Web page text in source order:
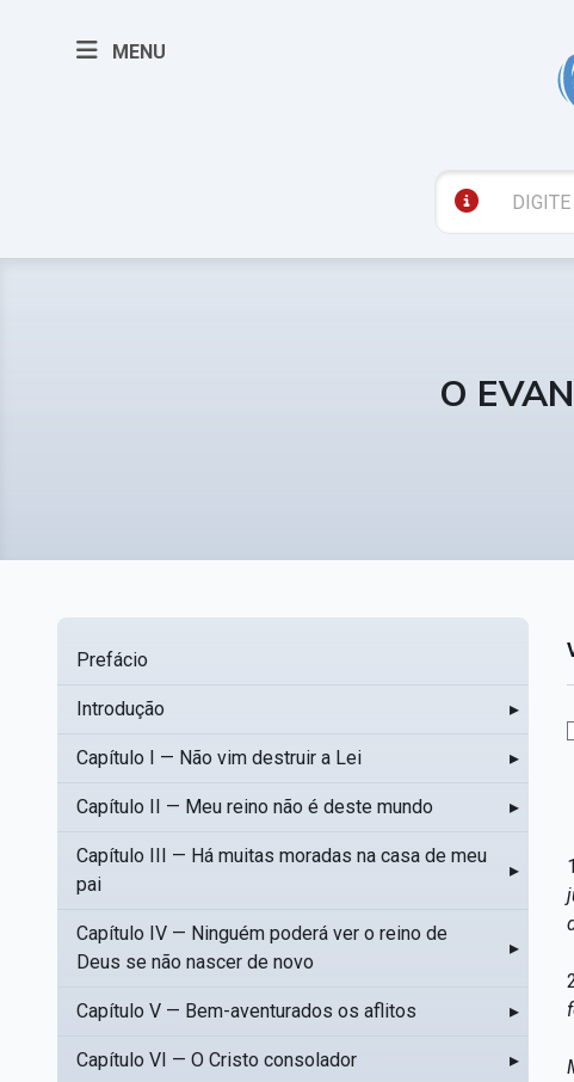
MENU
O
Prefácio
Introdução ▸
Capítulo I — Não vim destruir a Lei ▸
Capítulo II — Meu reino não é deste mundo ▸
Capítulo III — Há muitas moradas na casa de meu
pai
▸
Capítulo IV — Ninguém poderá ver o reino de
Deus se não nascer de novo
▸
Capítulo V — Bem-aventurados os aflitos ▸
Capítulo VI — O Cristo consolador ▸